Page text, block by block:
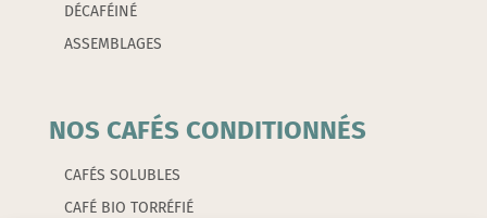
DÉCAFÉINÉ
ASSEMBLAGES
NOS CAFÉS CONDITIONNÉS
CAFÉS SOLUBLES
CAFÉ BIO TORRÉFIÉ